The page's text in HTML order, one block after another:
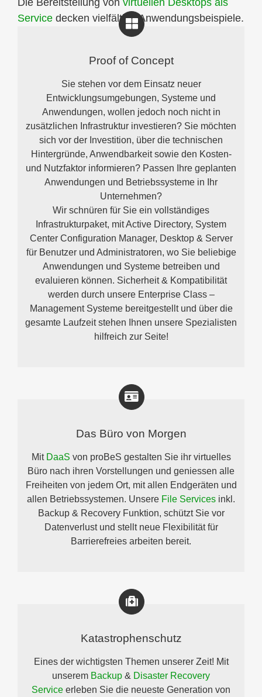
Service decken vielfältige Anwendungsbeispiele.
Proof of Concept
Sie stehen vor dem Einsatz neuer
Entwicklungsumgebungen, Systeme und
Anwendungen, wollen jedoch noch nicht in
zusätzlichen Infrastruktur investieren? Sie möchten
sich vor der Investition, über die technischen
Hintergründe, Anwendbarkeit sowie den Kosten-
und Nutzfaktor informieren? Passen Ihre geplanten
Anwendungen und Betriebssysteme in Ihr
Unternehmen?
Wir schnüren für Sie ein vollständiges
Infrastrukturpaket, mit Active Directory, System
Center Configuration Manager, Desktop & Server
für Benutzer und Administratoren, wo Sie beliebige
Anwendungen und Systeme betreiben und
evaluieren können. Sicherheit & Kompatibilität
werden durch unsere Enterprise Class –
Management Systeme bereitgestellt und über die
gesamte Laufzeit stehen Ihnen unsere Spezialisten
hilfreich zur Seite!
Das Büro von Morgen
Mit DaaS von proBeS gestalten Sie ihr virtuelles
Büro nach ihren Vorstellungen und geniessen alle
Freiheiten von jedem Ort, mit allen Endgeräten und
allen Betriebssystemen. Unsere File Services inkl.
Backup & Recovery Funktion, schützt Sie vor
Datenverlust und stellt neue Flexibilität für
Barrierefreies arbeiten bereit.
Katastrophenschutz
Eines der wichtigsten Themen unserer Zeit! Mit
unserem Backup & Disaster Recovery
Service erleben Sie die neueste Generation von